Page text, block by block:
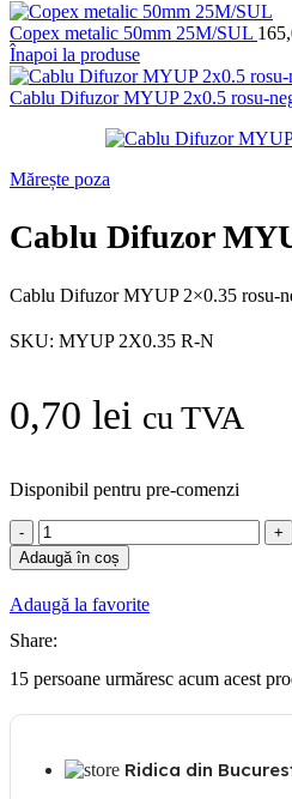
Copex metalic 50mm 25M/SUL
Înapoi la produse
Cablu Difuzor MYUP 2x0.5 rosu-
Mărește poza
Cablu Difuzor
Cablu Difuzor MYUP 2×0.35 rosu-
SKU: MYUP 2X0.35 R-N
0,70 lei cu TVA
Disponibil pentru pre-comenzi
Cantitate
Cablu
Difuzor
MYUP
2x0.35
rosu-
ML
Adaugă în coș
Adaugă la favorite
Share:
15 persoane urmăresc acum acest
Ridica din